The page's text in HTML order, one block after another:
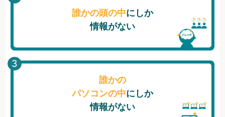
誰かの頭の中にしか
情報がない
誰かの
パソコンの中にしか
情報がない